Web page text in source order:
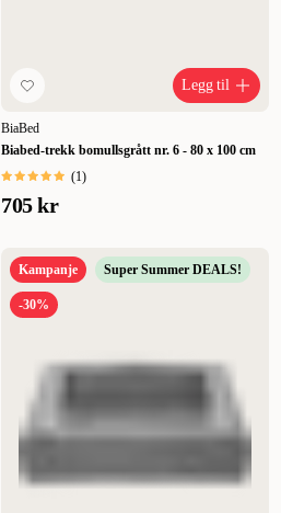
Legg til
BiaBed
Biabed-trekk bomullsgrått nr. 6 - 80 x 100 cm
(1)
705 kr
Kampanje Super Summer DEALS!
-30%